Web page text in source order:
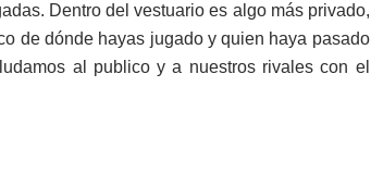
Dentro del vestuario es algo más privado,
de dónde hayas jugado y quien haya pasado
al publico y a nuestros rivales con el